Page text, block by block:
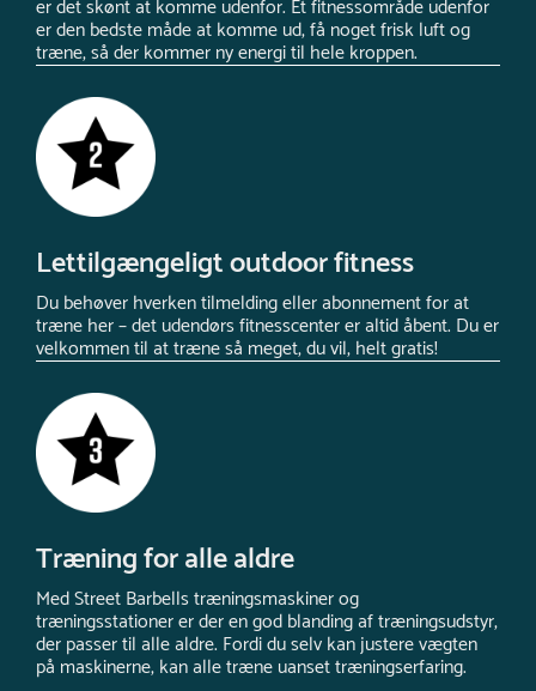
er det skønt at komme udenfor. Et fitnessområde udenfor
er den bedste måde at komme ud, få noget frisk luft og
træne, så der kommer ny energi til hele kroppen.
Lettilgængeligt outdoor fitness
Du behøver hverken tilmelding eller abonnement for at
træne her – det udendørs fitnesscenter er altid åbent. Du er
velkommen til at træne så meget, du vil, helt gratis!
Træning for alle aldre
Med Street Barbells træningsmaskiner og
træningsstationer er der en god blanding af træningsudstyr,
der passer til alle aldre. Fordi du selv kan justere vægten
på maskinerne, kan alle træne uanset træningserfaring.